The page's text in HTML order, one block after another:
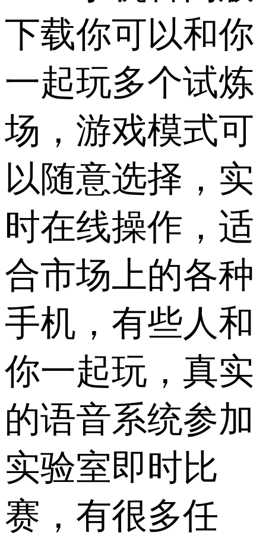
下载你可以和你
一起玩多个试炼
场，游戏模式可
以随意选择，实
时在线操作，适
合市场上的各种
手机，有些人和
你一起玩，真实
的语音系统参加
实验室即时比
赛，有很多任